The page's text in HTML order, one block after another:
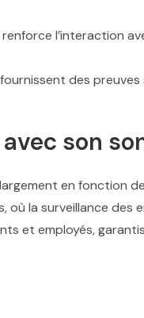
l’interaction
des
son
en fonction
la surveillance des
et employés,